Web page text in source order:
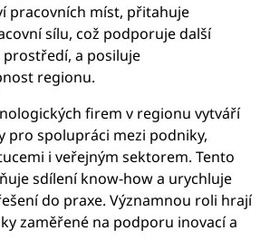
pracovních míst, přitahuje
sílu, což podporuje další
a posiluje
regionu.
firem v regionu vytváří
pro spolupráci mezi podniky,
i veřejným sektorem. Tento
sdílení know-how a urychluje
do praxe. Významnou roli hrají
zaměřené na podporu inovací a